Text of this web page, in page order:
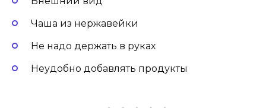
Чаша из нержавейки
Не надо держать в руках
Неудобно добавлять продукты